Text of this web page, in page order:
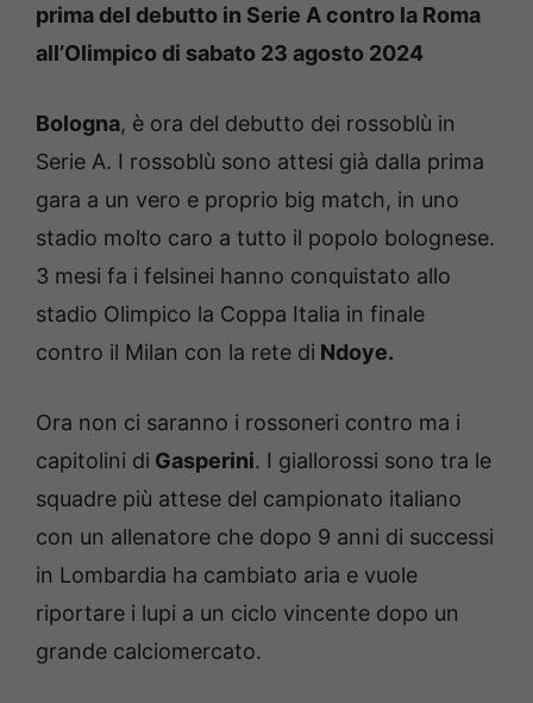
prima del debutto in Serie A contro la Roma
all’Olimpico di sabato 23 agosto 2024
Bologna, è ora del debutto dei rossoblù in
Serie A. I rossoblù sono attesi già dalla prima
gara a un vero e proprio big match, in uno
stadio molto caro a tutto il popolo bolognese.
3 mesi fa i felsinei hanno conquistato allo
stadio Olimpico la Coppa Italia in finale
contro il Milan con la rete di Ndoye.
Ora non ci saranno i rossoneri contro ma i
capitolini di Gasperini. I giallorossi sono tra le
squadre più attese del campionato italiano
con un allenatore che dopo 9 anni di successi
in Lombardia ha cambiato aria e vuole
riportare i lupi a un ciclo vincente dopo un
grande calciomercato.